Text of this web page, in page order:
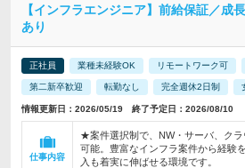
【インフラエンジニア】前給保証／成
あり
正社員 業種未経験OK リモートワーク可
第二新卒歓迎 転勤なし 完全週休2日制
情報更新日：2026/05/19 終了予定日：2026/08/10
仕事内容
★案件選択制で、NW・サーバ、ク
可能。豊富なインフラ案件から経験
入も着実に伸ばせる環境です。